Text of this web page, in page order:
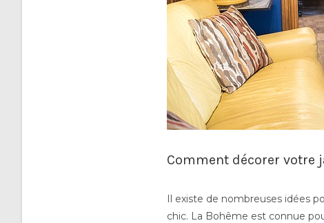
Comment décorer votre
Il existe de nombreuses idées
chic. La Bohême est connue